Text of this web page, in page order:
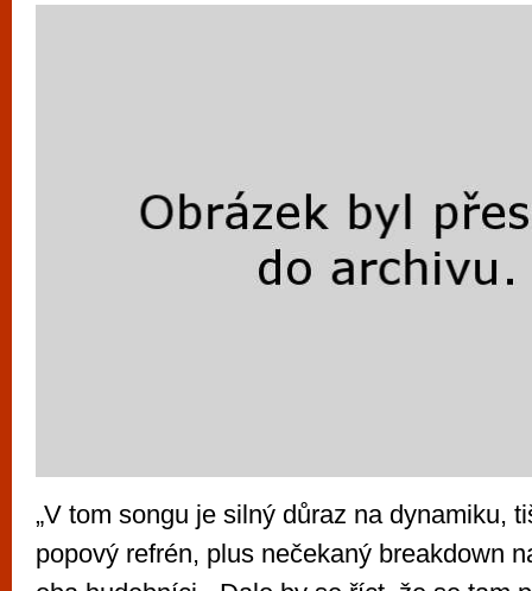
„V tom songu je silný důraz na dynamiku,
popový refrén, plus nečekaný breakdown